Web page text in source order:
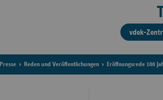
vdek-
Presse Reden und Veröffentlichungen Eröffnungsrede 100